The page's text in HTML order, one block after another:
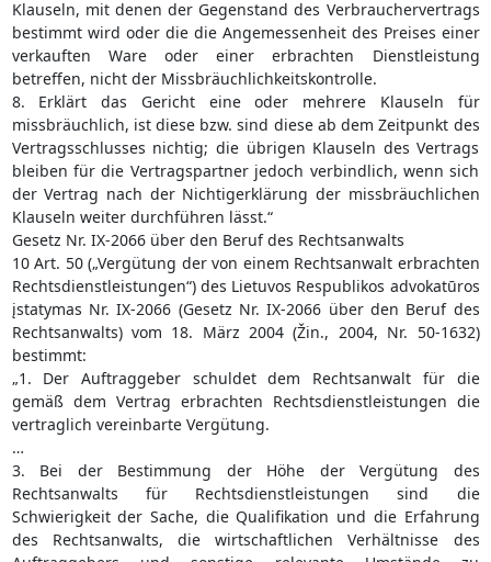
Klauseln, mit denen der Gegenstand des Verbrauchervertrags
bestimmt wird oder die die Angemessenheit des Preises einer
verkauften Ware oder einer erbrachten Dienstleistung
betreffen, nicht der Missbräuchlichkeitskontrolle.
8. Erklärt das Gericht eine oder mehrere Klauseln für
missbräuchlich, ist diese bzw. sind diese ab dem Zeitpunkt des
Vertragsschlusses nichtig; die übrigen Klauseln des Vertrags
bleiben für die Vertragspartner jedoch verbindlich, wenn sich
der Vertrag nach der Nichtigerklärung der missbräuchlichen
Klauseln weiter durchführen lässt.“
Gesetz Nr. IX-2066 über den Beruf des Rechtsanwalts
10 Art. 50 („Vergütung der von einem Rechtsanwalt erbrachten
Rechtsdienstleistungen“) des Lietuvos Respublikos advokatūros
įstatymas Nr. IX-2066 (Gesetz Nr. IX-2066 über den Beruf des
Rechtsanwalts) vom 18. März 2004 (Žin., 2004, Nr. 50-1632)
bestimmt:
„1. Der Auftraggeber schuldet dem Rechtsanwalt für die
gemäß dem Vertrag erbrachten Rechtsdienstleistungen die
vertraglich vereinbarte Vergütung.
…
3. Bei der Bestimmung der Höhe der Vergütung des
Rechtsanwalts für Rechtsdienstleistungen sind die
Schwierigkeit der Sache, die Qualifikation und die Erfahrung
des Rechtsanwalts, die wirtschaftlichen Verhältnisse des